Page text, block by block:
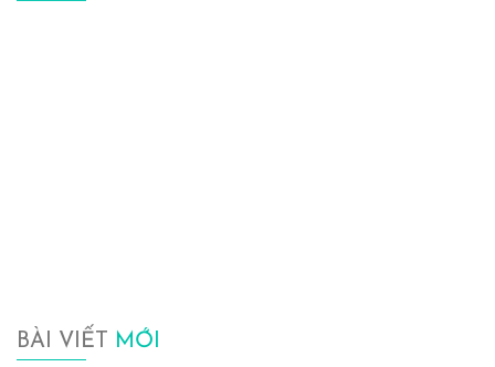
BÀI VIẾT MỚI